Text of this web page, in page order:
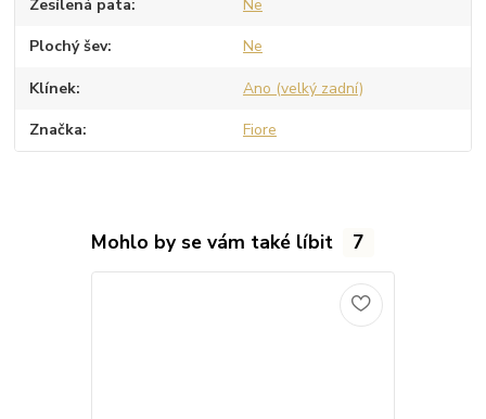
Zesílená pata Ne
Plochý šev Ne
Klínek Ano (velký zadní)
Značka Fiore
Mohlo by se vám také líbit 7